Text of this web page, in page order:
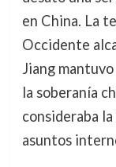
en China. La
Occidente
Jiang
la soberanía
consideraba la
asuntos